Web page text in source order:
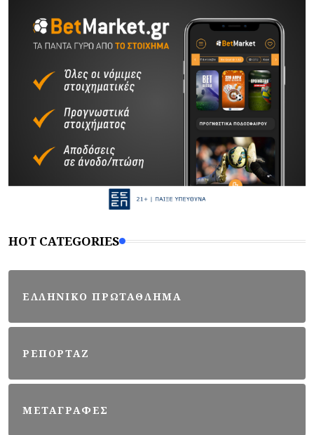
HOT CATEGORIES
ΕΛΛΗΝΙΚΟ ΠΡΩΤΑΘΛΗΜΑ
ΡΕΠΟΡΤΑΖ
ΜΕΤΑΓΡΑΦΕΣ